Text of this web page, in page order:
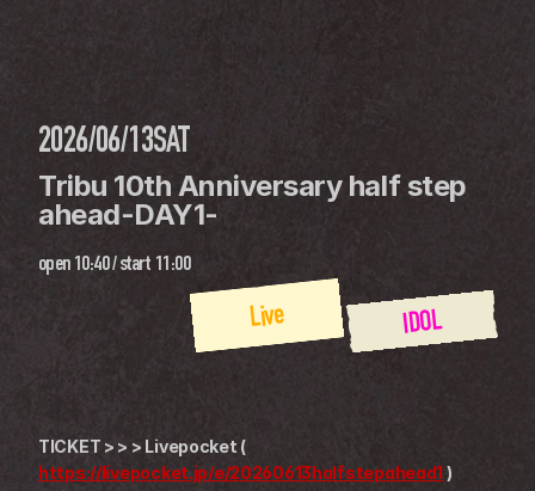
2026/06/13SAT
Tribu 10th Anniversary half step
ahead-DAY1-
open 10:40 / start 11:00
IDOL
Live
https://livepocket.jp/e/20260613halfstepahead1 )